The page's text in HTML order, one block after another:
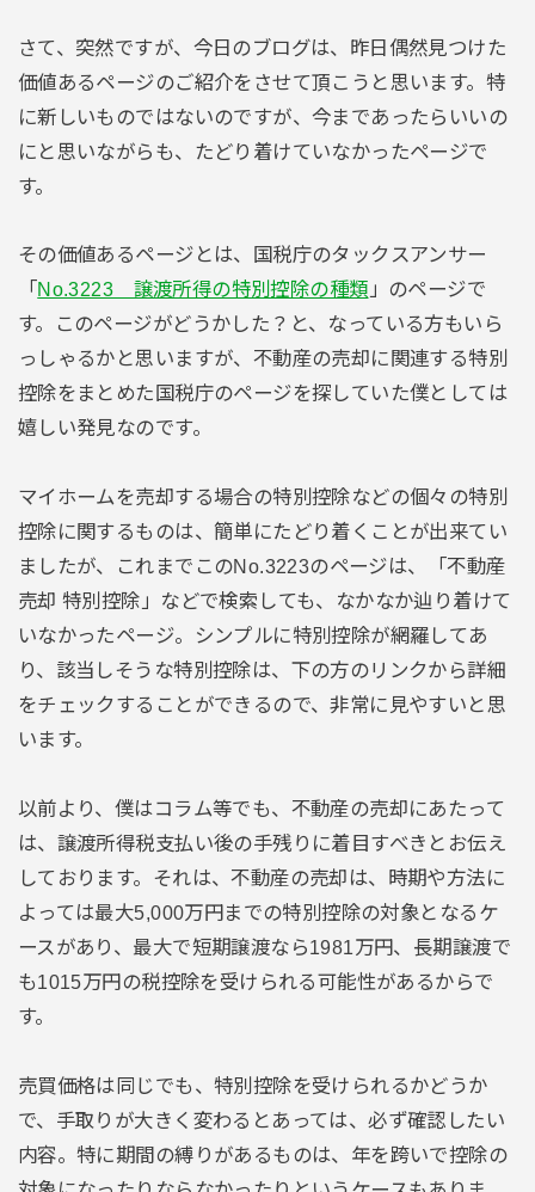
さて、突然ですが、今日のブログは、昨日偶然見つけた
価値あるページのご紹介をさせて頂こうと思います。特
に新しいものではないのですが、今まであったらいいの
にと思いながらも、たどり着けていなかったページで
す。
その価値あるページとは、国税庁のタックスアンサー
「 No.3223 譲渡所得の特別控除の種類 」のページで
す。このページがどうかした？と、なっている方もいら
っしゃるかと思いますが、不動産の売却に関連する特別
控除をまとめた国税庁のページを探していた僕としては
嬉しい発見なのです。
マイホームを売却する場合の特別控除などの個々の特別
控除に関するものは、簡単にたどり着くことが出来てい
ましたが、これまでこのNo.3223のページは、「不動産
売却 特別控除」などで検索しても、なかなか辿り着けて
いなかったページ。シンプルに特別控除が網羅してあ
り、該当しそうな特別控除は、下の方のリンクから詳細
をチェックすることができるので、非常に見やすいと思
います。
以前より、僕はコラム等でも、不動産の売却にあたって
は、譲渡所得税支払い後の手残りに着目すべきとお伝え
しております。それは、不動産の売却は、時期や方法に
よっては最大5,000万円までの特別控除の対象となるケ
ースがあり、最大で短期譲渡なら1981万円、長期譲渡で
も1015万円の税控除を受けられる可能性があるからで
す。
売買価格は同じでも、特別控除を受けられるかどうか
で、手取りが大きく変わるとあっては、必ず確認したい
内容。特に期間の縛りがあるものは、年を跨いで控除の